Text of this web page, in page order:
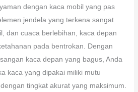
dengan kaca mobil yang pas
jendela yang terkena sangat
dan cuaca berlebihan, kaca depan
pada bentrokan. Dengan
kaca depan yang bagus, Anda
kaca yang dipakai miliki mutu
tingkat akurat yang maksimum.